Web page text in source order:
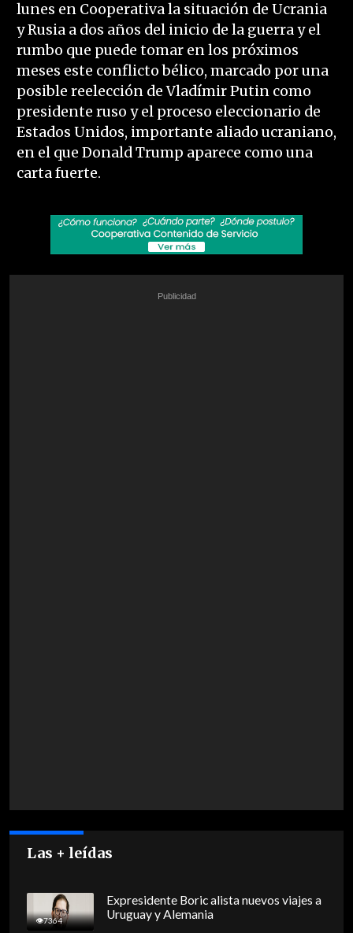
lunes en Cooperativa la situación de Ucrania
y Rusia a dos años del inicio de la guerra y el
rumbo que puede tomar en los próximos
meses este conflicto bélico, marcado por una
posible reelección de Vladímir Putin como
presidente ruso y el proceso eleccionario de
Estados Unidos, importante aliado ucraniano,
en el que Donald Trump aparece como una
carta fuerte.
Las + leídas
7364
Expresidente Boric alista nuevos viajes a
Uruguay y Alemania